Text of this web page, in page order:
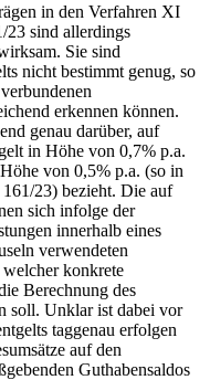
in den Verfahren XI
sind allerdings
Sie sind
nicht bestimmt genug, so
erkennen können.
genau darüber, auf
in Höhe von 0,7% p.a.
von 0,5% p.a. (so in
23) bezieht. Die auf
sich infolge der
innerhalb eines
verwendeten
konkrete
Berechnung des
soll. Unklar ist dabei vor
taggenau erfolgen
auf den
Guthabensaldos